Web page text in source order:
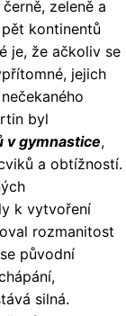
zeleně a
kontinentů
je, že ačkoliv se
jejich
byl
v gymnastice,
a obtížností.
k vytvoření
rozmanitost
původní
silná.